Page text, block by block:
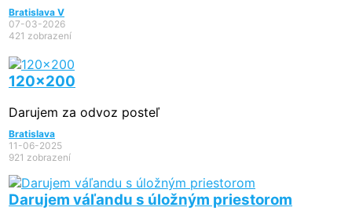
Bratislava V
07-03-2026
421 zobrazení
120x200
Darujem za odvoz posteľ
Bratislava
11-06-2025
921 zobrazení
Darujem váľandu s úložným priestorom